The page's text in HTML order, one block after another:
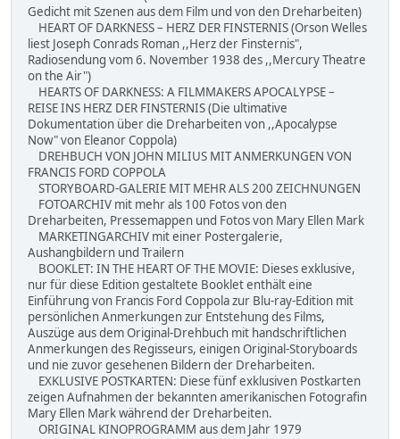
Gedicht mit Szenen aus dem Film und von den Dreharbeiten)
HEART OF DARKNESS – HERZ DER FINSTERNIS (Orson Welles
liest Joseph Conrads Roman ,,Herz der Finsternis",
Radiosendung vom 6. November 1938 des ,,Mercury Theatre
on the Air")
HEARTS OF DARKNESS: A FILMMAKERS APOCALYPSE –
REISE INS HERZ DER FINSTERNIS (Die ultimative
Dokumentation über die Dreharbeiten von ,,Apocalypse
Now" von Eleanor Coppola)
DREHBUCH VON JOHN MILIUS MIT ANMERKUNGEN VON
FRANCIS FORD COPPOLA
STORYBOARD-GALERIE MIT MEHR ALS 200 ZEICHNUNGEN
FOTOARCHIV mit mehr als 100 Fotos von den
Dreharbeiten, Pressemappen und Fotos von Mary Ellen Mark
MARKETINGARCHIV mit einer Postergalerie,
Aushangbildern und Trailern
BOOKLET: IN THE HEART OF THE MOVIE: Dieses exklusive,
nur für diese Edition gestaltete Booklet enthält eine
Einführung von Francis Ford Coppola zur Blu-ray-Edition mit
persönlichen Anmerkungen zur Entstehung des Films,
Auszüge aus dem Original-Drehbuch mit handschriftlichen
Anmerkungen des Regisseurs, einigen Original-Storyboards
und nie zuvor gesehenen Bildern der Dreharbeiten.
EXKLUSIVE POSTKARTEN: Diese fünf exklusiven Postkarten
zeigen Aufnahmen der bekannten amerikanischen Fotografin
Mary Ellen Mark während der Dreharbeiten.
ORIGINAL KINOPROGRAMM aus dem Jahr 1979